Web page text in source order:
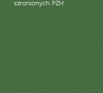
szronionych PZH